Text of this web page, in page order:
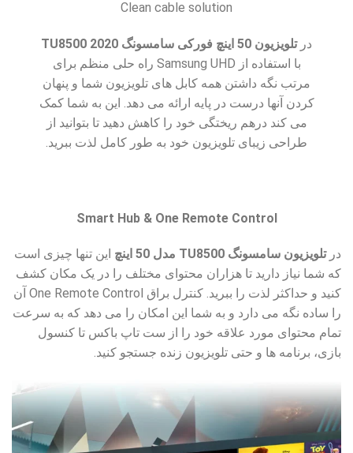
Clean cable solution
درتلویزیون 50 اینچ فورکی سامسونگ TU8500 2020
با استفاده از Samsung UHD راه حلی منظم برای
مرتب نگه داشتن همه کابل های تلویزیون شما و پنهان
کردن آنها درست در پایه ارائه می دهد. این به شما کمک
می کند درهم ریختگی خود را کاهش دهید تا بتوانید از
طراحی زیبای تلویزیون خود به طور کامل لذت ببرید.
Smart Hub & One Remote Control
درتلویزیون سامسونگ TU8500 مدل 50 اینچ
این تنها چیزی است
که شما نیاز دارید تا هزاران محتوای مختلف را در یک مکان کشف
کنید و حداکثر لذت را ببرید. کنترل براق One Remote Control آن
را ساده نگه می دارد و به شما این امکان را می دهد که به سرعت
تمام محتوای مورد علاقه خود را از ست تاپ باکس تا کنسول
بازی، برنامه ها و حتی تلویزیون زنده جستجو کنید.